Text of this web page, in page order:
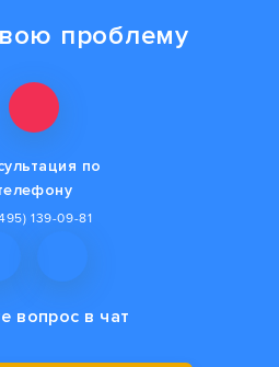
проблему
по
139-09-81
вопрос в чат